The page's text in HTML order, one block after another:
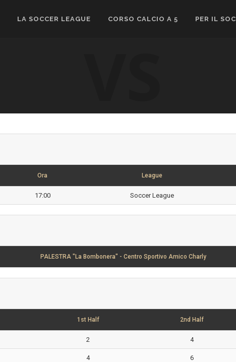
LA SOCCER LEAGUE CORSO CALCIO A 5 PER IL
Ora League
17:00 Soccer League
PALESTRA "La Bombonera" - Centro Sportivo Amico Charly
1st Half 2nd Half
2 4
4 6